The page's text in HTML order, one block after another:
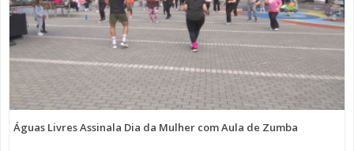
Águas Livres Assinala Dia da Mulher com Aula de Zumba